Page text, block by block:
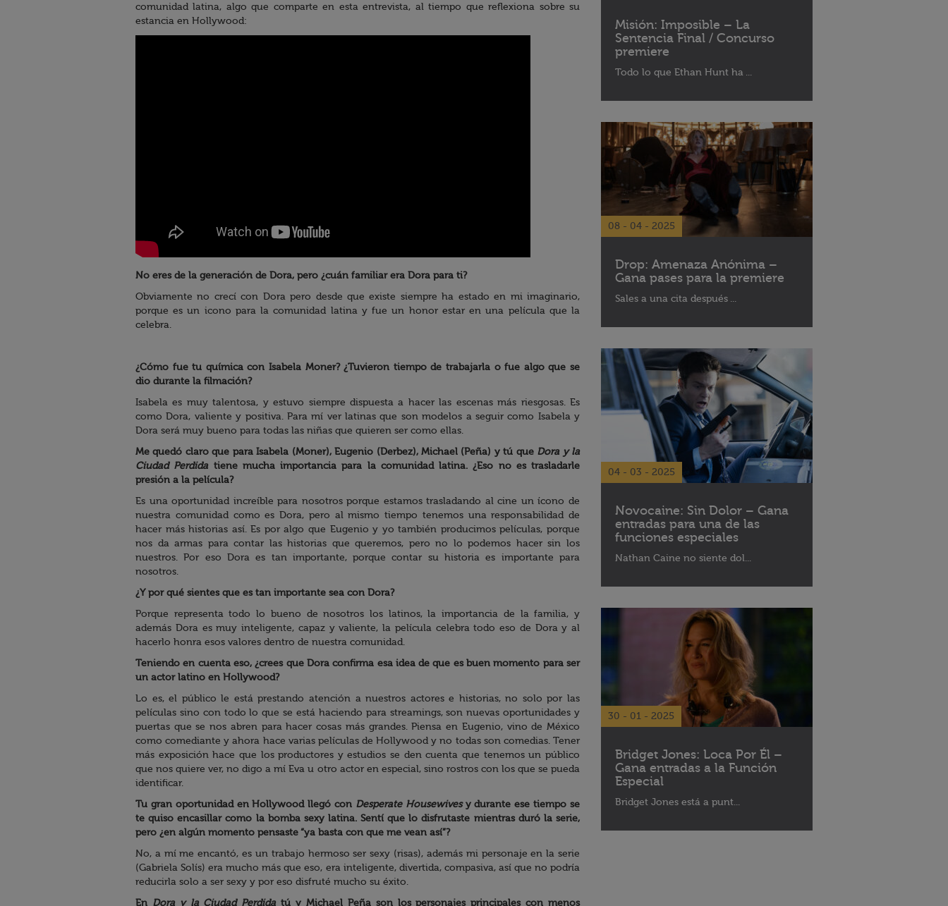
comunidad latina, algo que comparte en esta entrevista, al tiempo que reflexiona sobre su
estancia en Hollywood:
No eres de la generación de Dora, pero ¿cuán familiar era Dora para ti?
Obviamente no crecí con Dora pero desde que existe siempre ha estado en mi imaginario,
porque es un icono para la comunidad latina y fue un honor estar en una película que la
celebra.
¿Cómo fue tu química con Isabela Moner? ¿Tuvieron tiempo de trabajarla o fue algo que se
dio durante la filmación?
Isabela es muy talentosa, y estuvo siempre dispuesta a hacer las escenas más riesgosas. Es
como Dora, valiente y positiva. Para mí ver latinas que son modelos a seguir como Isabela y
Dora será muy bueno para todas las niñas que quieren ser como ellas.
Me quedó claro que para Isabela (Moner), Eugenio (Derbez), Michael (Peña) y tú que Dora y la
Ciudad Perdida tiene mucha importancia para la comunidad latina. ¿Eso no es trasladarle
presión a la película?
Es una oportunidad increíble para nosotros porque estamos trasladando al cine un ícono de
nuestra comunidad como es Dora, pero al mismo tiempo tenemos una responsabilidad de
hacer más historias así. Es por algo que Eugenio y yo también producimos películas, porque
nos da armas para contar las historias que queremos, pero no lo podemos hacer sin los
nuestros. Por eso Dora es tan importante, porque contar su historia es importante para
nosotros.
¿Y por qué sientes que es tan importante sea con Dora?
Porque representa todo lo bueno de nosotros los latinos, la importancia de la familia, y
además Dora es muy inteligente, capaz y valiente, la película celebra todo eso de Dora y al
hacerlo honra esos valores dentro de nuestra comunidad.
Teniendo en cuenta eso, ¿crees que Dora confirma esa idea de que es buen momento para ser
un actor latino en Hollywood?
Lo es, el público le está prestando atención a nuestros actores e historias, no solo por las
películas sino con todo lo que se está haciendo para streamings, son nuevas oportunidades y
puertas que se nos abren para hacer cosas más grandes. Piensa en Eugenio, vino de México
como comediante y ahora hace varias películas de Hollywood y no todas son comedias. Tener
más exposición hace que los productores y estudios se den cuenta que tenemos un público
que nos quiere ver, no digo a mí Eva u otro actor en especial, sino rostros con los que se pueda
identificar.
Tu gran oportunidad en Hollywood llegó con Desperate Housewivesy durante ese tiempo se
te quiso encasillar como la bomba sexy latina. Sentí que lo disfrutaste mientras duró la serie,
pero ¿en algún momento pensaste “ya basta con que me vean así”?
No, a mí me encantó, es un trabajo hermoso ser sexy (risas), además mi personaje en la serie
(Gabriela Solís) era mucho más que eso, era inteligente, divertida, compasiva, así que no podría
reducirla solo a ser sexy y por eso disfruté mucho su éxito.
En Dora y la Ciudad Perdida tú y Michael Peña son los personajes principales con menos
Misión: Imposible – La
Sentencia Final / Concurso
premiere
Todo lo que Ethan Hunt ha ...
08 - 04 - 2025
Drop: Amenaza Anónima –
Gana pases para la premiere
Sales a una cita después ...
04 - 03 - 2025
Novocaine: Sin Dolor – Gana
entradas para una de las
funciones especiales
Nathan Caine no siente dol...
30 - 01 - 2025
Bridget Jones: Loca Por Él –
Gana entradas a la Función
Especial
Bridget Jones está a punt...